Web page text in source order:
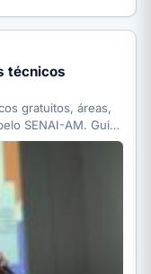
técnicos
gratuitos, áreas,
SENAI-AM. Guia